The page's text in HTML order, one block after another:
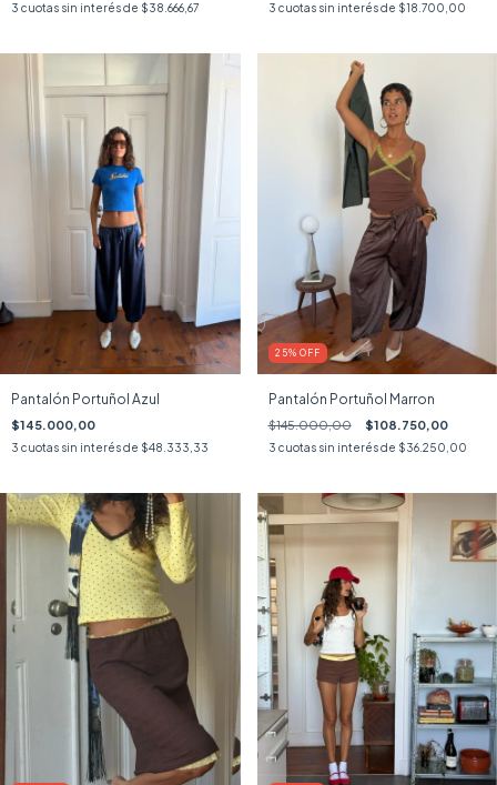
3 cuotas sin interés de $38.666,67 3 cuotas sin interés de $18.700,00
Pantalón Portuñol Azul
$145.000,00
3 cuotas sin interés de $48.333,33
25% OFF
Pantalón Portuñol Marron
$145.000,00 $108.750,00
3 cuotas sin interés de $36.250,00